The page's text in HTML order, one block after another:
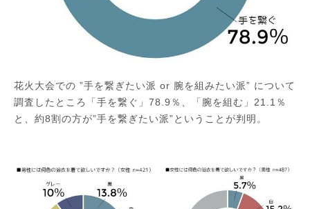
花火大会での ”手を繋ぎたい派 or 腕を組みたい派” について
調査したところ「手を繋ぐ」78.9％、「腕を組む」21.1％
と、約8割の方が”手を繋ぎたい派”ということが判明。